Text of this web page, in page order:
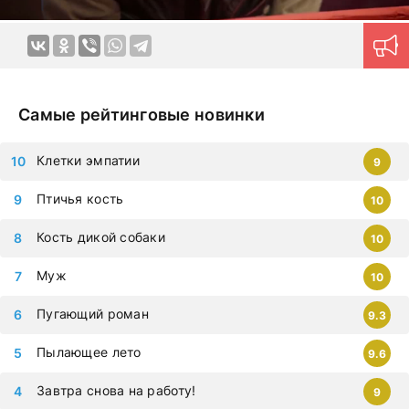
Самые рейтинговые новинки
Завтра снова на работу! 9
Пылающее лето 9.6
Пугающий роман 9.3
Муж 10
Кость дикой собаки 10
Птичья кость 10
Клетки эмпатии 9